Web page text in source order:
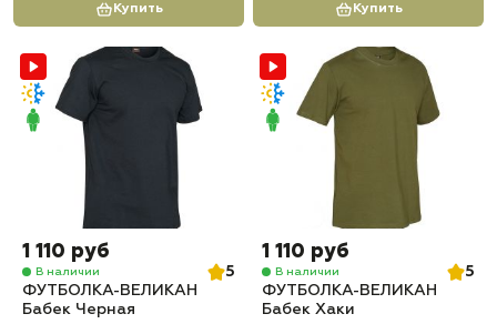
Купить Купить
1 110 руб
В наличии
5
ФУТБОЛКА-ВЕЛИКАН
Бабек Черная
1 110 руб
В наличии
5
ФУТБОЛКА-ВЕЛИКАН
Бабек Хаки